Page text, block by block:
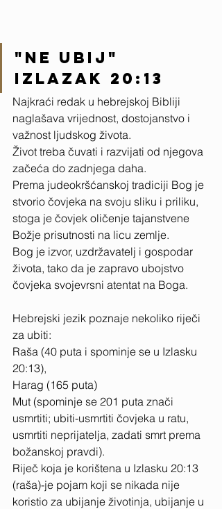
"Ne ubij"
Izlazak 20:13
Najkraći redak u hebrejskoj Bibliji
naglašava vrijednost, dostojanstvo i
važnost ljudskog života.
Život treba čuvati i razvijati od njegova
začeća do zadnjega daha.
Prema judeokršćanskoj tradiciji Bog je
stvorio čovjeka na svoju sliku i priliku,
stoga je čovjek oličenje tajanstvene
Božje prisutnosti na licu zemlje.
Bog je izvor, uzdržavatelj i gospodar
života, tako da je zapravo ubojstvo
čovjeka svojevrsni atentat na Boga.
Hebrejski jezik poznaje nekoliko riječi
za ubiti:
Raša (40 puta i spominje se u Izlasku
20:13),
Harag (165 puta)
Mut (spominje se 201 puta znači
usmrtiti; ubiti-usmrtiti čovjeka u ratu,
usmrtiti neprijatelja, zadati smrt prema
božanskoj pravdi).
Riječ koja je korištena u Izlasku 20:13
(raša)-je pojam koji se nikada nije
koristio za ubijanje životinja, ubijanje u